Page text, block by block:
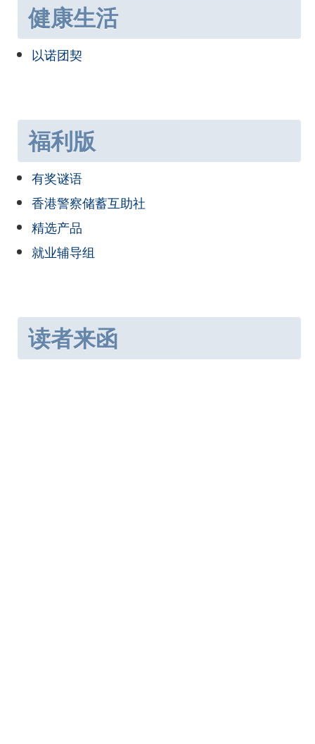
健康生活
以诺团契
福利版
有奖谜语
香港警察储蓄互助社
精选产品
就业辅导组
读者来函